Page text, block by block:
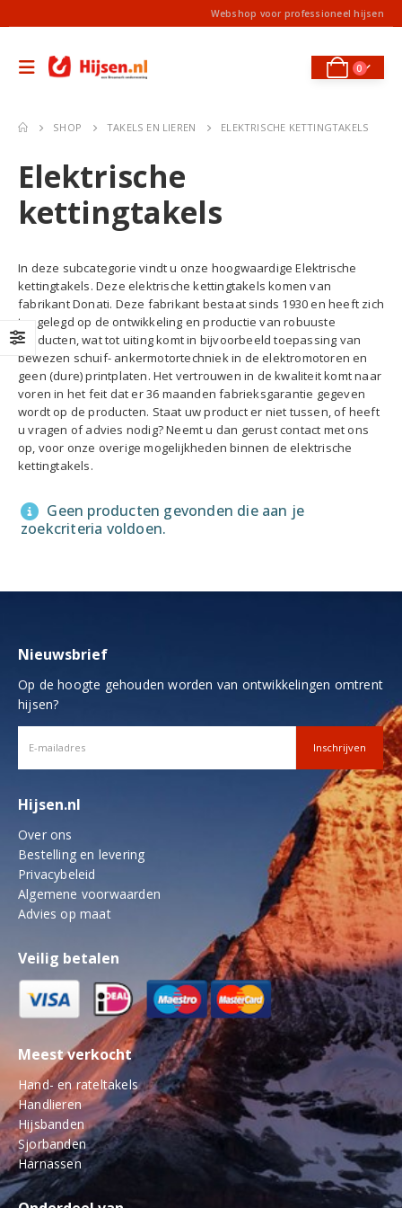
Webshop voor professioneel hijsen
0
SHOP TAKELS EN LIEREN ELEKTRISCHE KETTINGTAKELS
Elektrische
kettingtakels
In deze subcategorie vindt u onze hoogwaardige Elektrische
kettingtakels. Deze elektrische kettingtakels komen van
fabrikant Donati. Deze fabrikant bestaat sinds 1930 en heeft zich
toegelegd op de ontwikkeling en productie van robuuste
producten, wat tot uiting komt in bijvoorbeeld toepassing van
bewezen schuif- ankermotortechniek in de elektromotoren en
geen (dure) printplaten. Het vertrouwen in de kwaliteit komt naar
voren in het feit dat er 36 maanden fabrieksgarantie gegeven
wordt op de producten. Staat uw product er niet tussen, of heeft
u vragen of advies nodig? Neemt u dan gerust contact met ons
op, voor onze overige mogelijkheden binnen de elektrische
kettingtakels.
Geen producten gevonden die aan je
zoekcriteria voldoen.
Nieuwsbrief
Op de hoogte gehouden worden van ontwikkelingen omtrent
hijsen?
Hijsen.nl
Over ons
Bestelling en levering
Privacybeleid
Algemene voorwaarden
Advies op maat
Veilig betalen
Meest verkocht
Hand- en rateltakels
Handlieren
Hijsbanden
Sjorbanden
Harnassen